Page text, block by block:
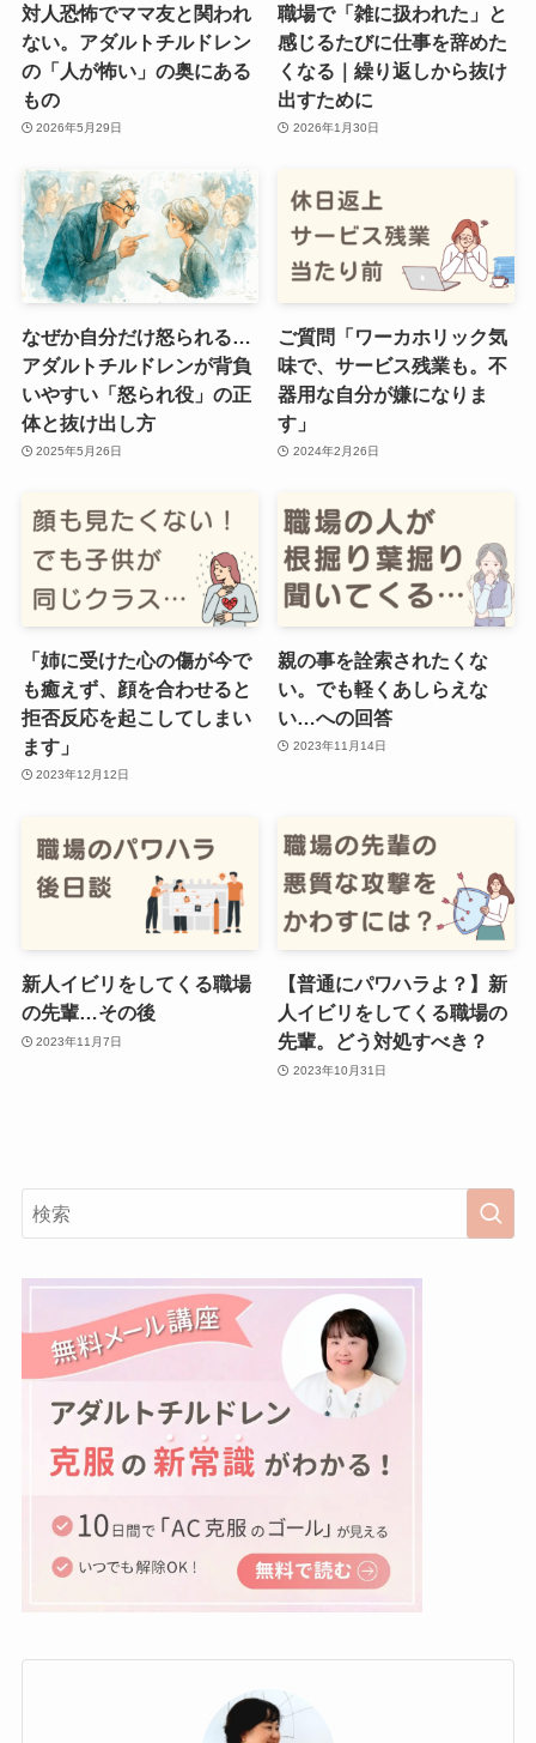
対人恐怖でママ友と関われ
ない。アダルトチルドレン
の「人が怖い」の奥にある
もの
2026年5月29日
職場で「雑に扱われた」と
感じるたびに仕事を辞めた
くなる｜繰り返しから抜け
出すために
2026年1月30日
なぜか自分だけ怒られる…
アダルトチルドレンが背負
いやすい「怒られ役」の正
体と抜け出し方
2025年5月26日
ご質問「ワーカホリック気
味で、サービス残業も。不
器用な自分が嫌になりま
す」
2024年2月26日
「姉に受けた心の傷が今で
も癒えず、顔を合わせると
拒否反応を起こしてしまい
ます」
2023年12月12日
親の事を詮索されたくな
い。でも軽くあしらえな
い…への回答
2023年11月14日
新人イビリをしてくる職場
の先輩…その後
2023年11月7日
【普通にパワハラよ？】新
人イビリをしてくる職場の
先輩。どう対処すべき？
2023年10月31日